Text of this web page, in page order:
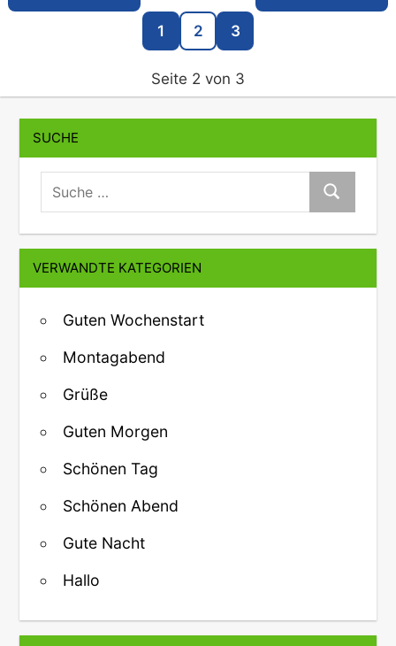
1 2 3
Seite 2 von 3
SUCHE
suche:
Suche
VERWANDTE KATEGORIEN
Guten Wochenstart
Montagabend
Grüße
Guten Morgen
Schönen Tag
Schönen Abend
Gute Nacht
Hallo